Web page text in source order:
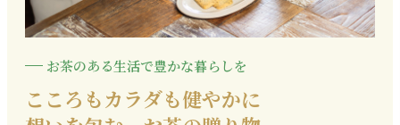
お茶のある生活で豊かな暮らしを
こころもカラダも健やかに